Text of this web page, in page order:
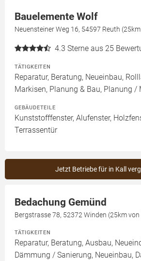
Bauelemente Wolf
Neuensteiner Weg 16, 54597 Reuth
4.3 Sterne aus 25
TÄTIGKEITEN
Reparatur, Beratung, Neueinbau,
Markisen, Planung & Bau, Planung /
GEBÄUDETEILE
Kunststofffenster, Alufenster,
Terrassentür
Jetzt Betriebe für in Kall
Bedachung Gemünd
Bergstrasse 78, 52372 Winden (25km
TÄTIGKEITEN
Reparatur, Beratung, Ausbau,
Dämmung / Sanierung, Neueinbau,